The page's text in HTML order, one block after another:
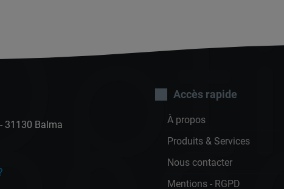
31130 Balma
Accès rapide
À propos
Produits & Services
Nous contacter
Mentions - RGPD